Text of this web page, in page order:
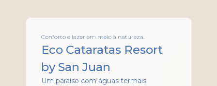
Conforto e lazer em meio à natureza.
Eco Cataratas Resort
by San Juan
Um paraíso com águas termais